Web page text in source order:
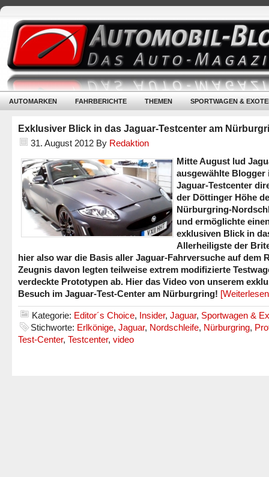
AUTOMARKEN FAHRBERICHTE THEMEN SPORTWAGEN &
Exklusiver Blick in das Jaguar-Testcenter am
31. August 2012 By Redaktion
Mitte August lud
ausgewählte Blogger
Jaguar-Testcenter
der Döttinger Höhe
Nürburgring-
und ermöglichte
exklusiven Blick in
Allerheiligste der
hier also war die Basis aller Jaguar-Fahrversuche auf dem
Zeugnis davon legten teilweise extrem modifizierte
verdeckte Prototypen ab. Hier das Video von unserem
Besuch im Jaguar-Test-Center am Nürburgring!
Kategorie: Editor´s Choice, Insider, Jaguar, Sportwagen &
Stichworte: Erlkönige, Jaguar, Nordschleife, Nürburgring,
Test-Center, Testcenter, video